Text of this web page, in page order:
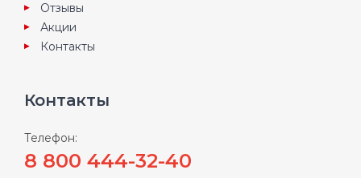
Отзывы
Акции
Контакты
Контакты
Телефон:
8 800 444-32-40